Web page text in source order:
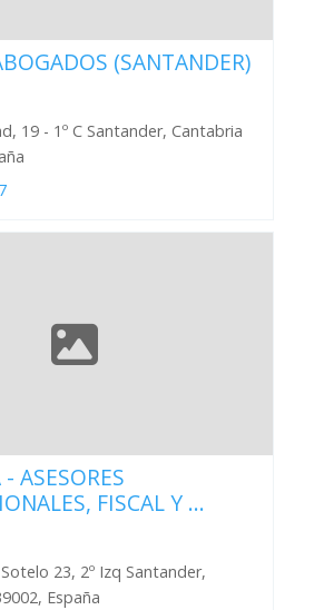
(SANTANDER)
19 - 1º C Santander, Cantabria
ASESORES
FISCAL Y ...
23, 2º Izq Santander,
España